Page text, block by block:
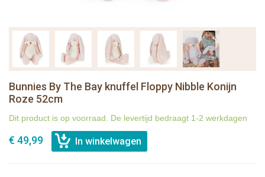
Bunnies By The Bay knuffel Floppy Nibble Konijn
Roze 52cm
Dit product is op voorraad. De levertijd bedraagt 1-2 werkdagen
€ 49,99